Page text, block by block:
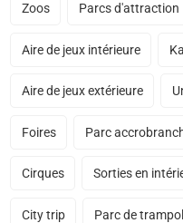
Zoos Parcs d'attraction
Aire de jeux intérieure
Aire de jeux extérieure
Foires Parc
Cirques Sorties en
City trip Parc de